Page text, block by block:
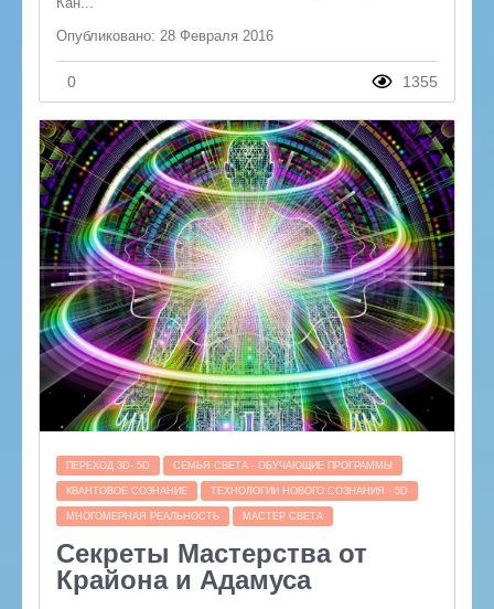
Опубликовано: 28 Февраля 2016
0 1355
ПЕРЕХОД 3D- 5D СЕМЬЯ СВЕТА - ОБУЧАЮЩИЕ ПРОГРАММЫ
КВАНТОВОЕ СОЗНАНИЕ ТЕХНОЛОГИИ НОВОГО СОЗНАНИЯ - 5D
МНОГОМЕРНАЯ РЕАЛЬНОСТЬ МАСТЕР СВЕТА
Секреты Мастерства от
Крайона и Адамуса